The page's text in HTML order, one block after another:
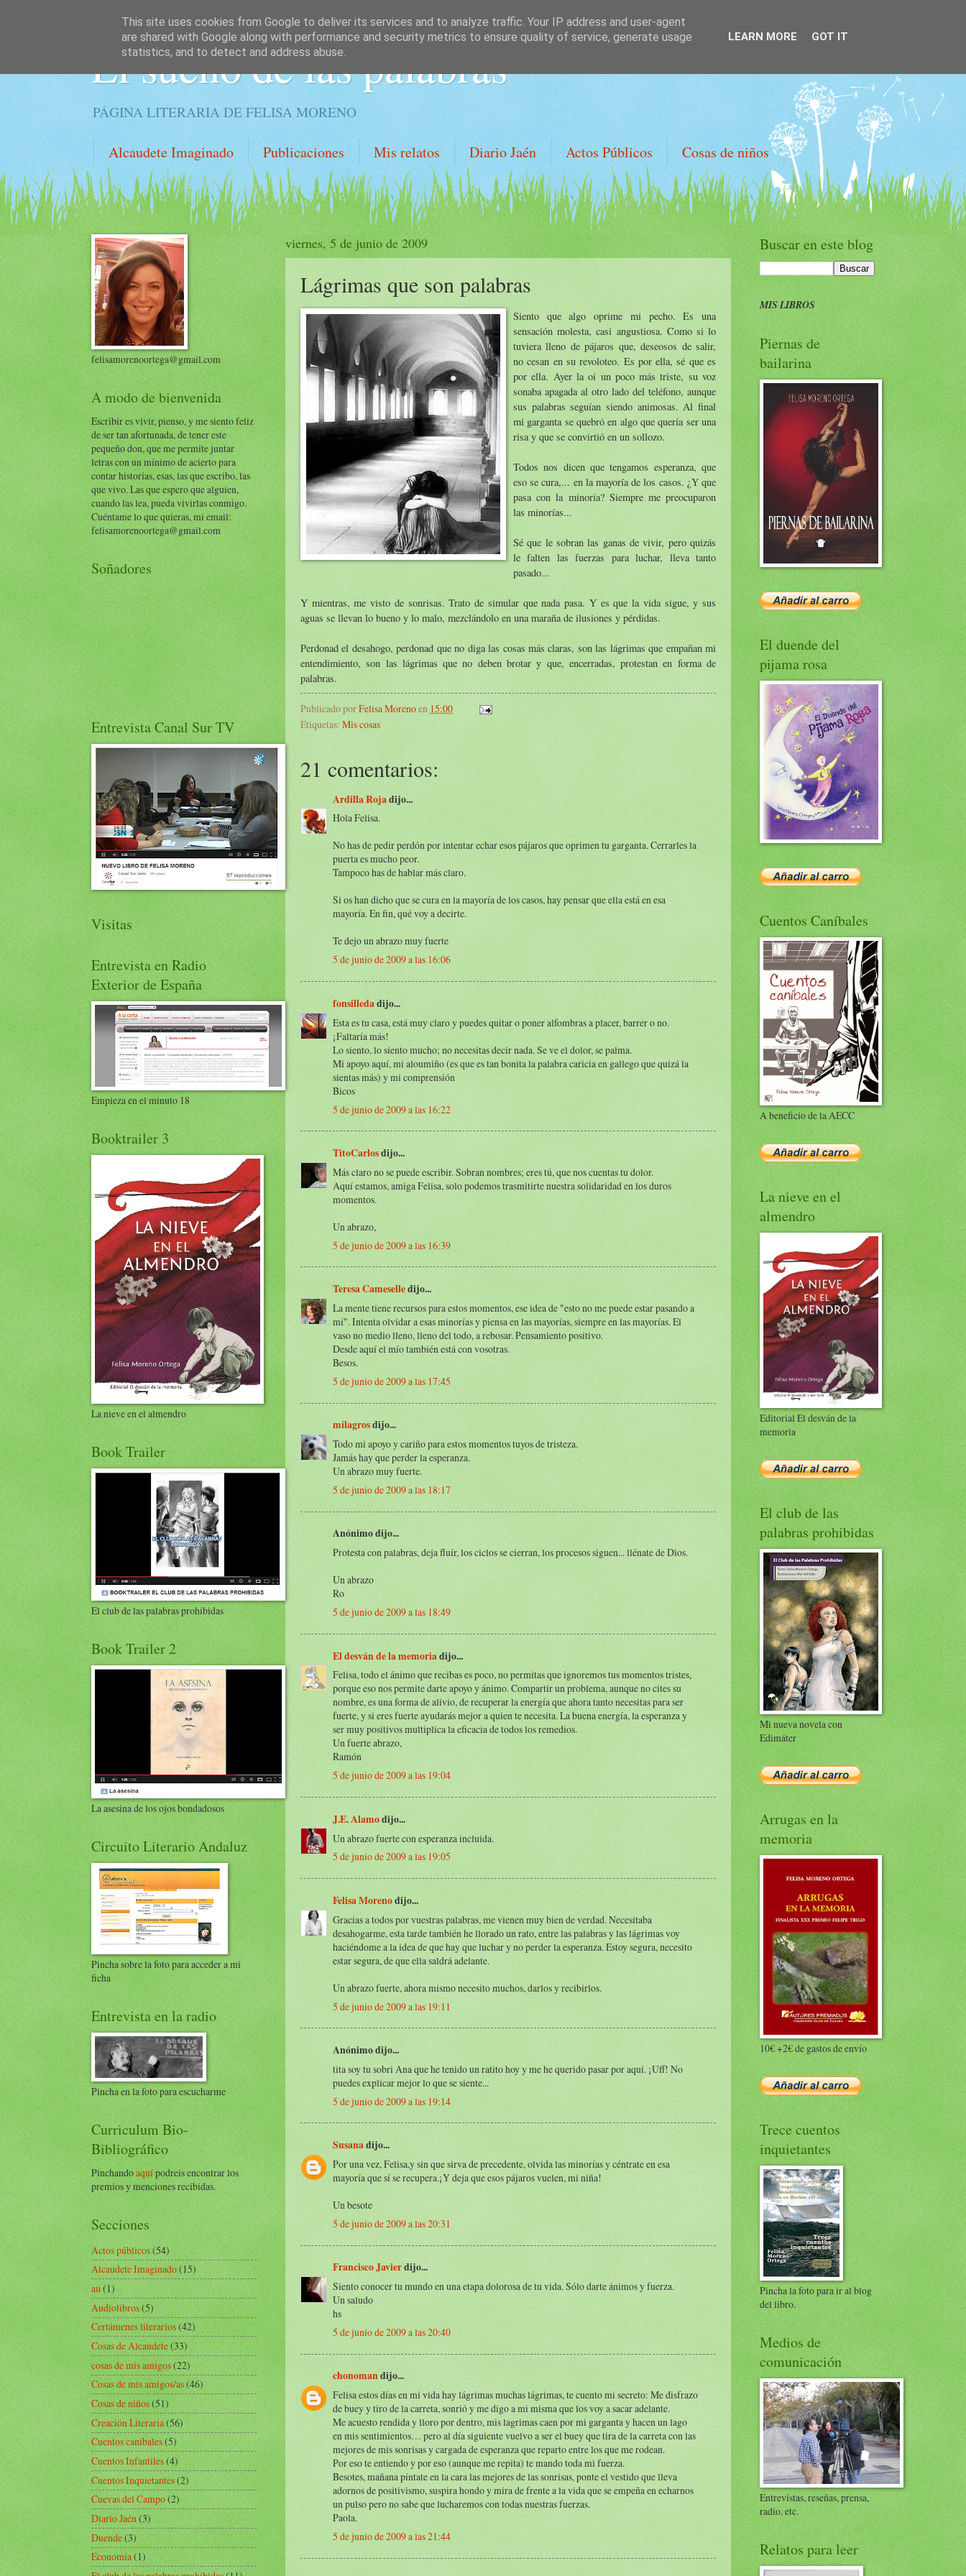
El sueño de las palabras
PÁGINA LITERARIA DE FELISA MORENO
Alcaudete Imaginado Publicaciones Mis relatos Diario Jaén Actos Públicos Cosas de niños
viernes, 5 de junio de 2009
Lágrimas que son palabras
Siento que algo oprime mi pecho. Es una
sensación molesta, casi angustiosa. Como si lo
tuviera lleno de pájaros que, deseosos de salir,
no cesan en su revoloteo. Es por ella, sé que es
por ella. Ayer la oí un poco más triste, su voz
sonaba apagada al otro lado del teléfono, aunque
sus palabras seguían siendo animosas. Al final
mi garganta se quebró en algo que quería ser una
risa y que se convirtió en un sollozo.
Todos nos dicen que tengamos esperanza, que
eso se cura,... en la mayoría de los casos. ¿Y que
pasa con la minoría? Siempre me preocuparon
las minorías...
Sé que le sobran las ganas de vivir, pero quizás
le falten las fuerzas para luchar, lleva tanto
pasado...
Y mientras, me visto de sonrisas. Trato de simular que nada pasa. Y es que la vida sigue, y sus
aguas se llevan lo bueno y lo malo, mezclándolo en una maraña de ilusiones y pérdidas.
Perdonad el desahogo, perdonad que no diga las cosas más claras, son las lágrimas que empañan mi
entendimiento, son las lágrimas que no deben brotar y que, encerradas, protestan en forma de
palabras.
Publicado porFelisa Morenoen 15:00
Etiquetas: Mis cosas
21 comentarios:
Ardilla Rojadijo...
Hola Felisa.
No has de pedir perdón por intentar echar esos pájaros que oprimen tu garganta. Cerrarles la
puerta es mucho peor.
Tampoco has de hablar más claro.
Si os han dicho que se cura en la mayoría de los casos, hay pensar que ella está en esa
mayoría. En fin, qué voy a decirte.
Te dejo un abrazo muy fuerte
5 de junio de 2009 a las 16:06
fonsilledadijo...
Esta es tu casa, está muy claro y puedes quitar o poner alfombras a placer, barrer o no.
¡Faltaría más!
Lo siento, lo siento mucho; no necesitas decir nada. Se ve el dolor, se palma.
Mi apoyo aquí, mi aloumiño (es que es tan bonita la palabra caricia en gallego que quizá la
sientas más) y mi comprensión
Bicos
5 de junio de 2009 a las 16:22
TitoCarlosdijo...
Más claro no se puede escribir. Sobran nombres; eres tú, que nos cuentas tu dolor.
Aquí estamos, amiga Felisa, solo podemos trasmitirte nuestra solidaridad en los duros
momentos.
Un abrazo,
5 de junio de 2009 a las 16:39
Teresa Cameselledijo...
La mente tiene recursos para estos momentos, ese idea de "esto no me puede estar pasando a
mí". Intenta olvidar a esas minorías y piensa en las mayorías, siempre en las mayorías. El
vaso no medio lleno, lleno del todo, a rebosar. Pensamiento positivo.
Desde aquí el mío también está con vosotras.
Besos.
5 de junio de 2009 a las 17:45
milagrosdijo...
Todo mi apoyo y cariño para estos momentos tuyos de tristeza.
Jamás hay que perder la esperanza.
Un abrazo muy fuerte.
5 de junio de 2009 a las 18:17
Anónimo dijo...
Protesta con palabras, deja fluír, los ciclos se cierran, los procesos siguen... llénate de Dios.
Un abrazo
Ro
5 de junio de 2009 a las 18:49
El desván de la memoriadijo...
Felisa, todo el ánimo que recibas es poco, no permitas que ignoremos tus momentos tristes,
porque eso nos permite darte apoyo y ánimo. Compartir un problema, aunque no cites su
nombre, es una forma de alivio, de recuperar la energía que ahora tanto necesitas para ser
fuerte, y si eres fuerte ayudarás mejor a quien te necesita. La buena energía, la esperanza y
ser muy positivos multiplica la eficacia de todos los remedios.
Un fuerte abrazo,
Ramón
5 de junio de 2009 a las 19:04
J.E. Alamodijo...
Un abrazo fuerte con esperanza incluida.
5 de junio de 2009 a las 19:05
Felisa Morenodijo...
Gracias a todos por vuestras palabras, me vienen muy bien de verdad. Necesitaba
desahogarme, esta tarde también he llorado un rato, entre las palabras y las lágrimas voy
haciéndome a la idea de que hay que luchar y no perder la esperanza. Estoy segura, necesito
estar segura, de que ella saldrá adelante.
Un abrazo fuerte, ahora mismo necesito muchos, darlos y recibirlos.
5 de junio de 2009 a las 19:11
Anónimo dijo...
tita soy tu sobri Ana que he tenido un ratito hoy y me he querido pasar por aquí. ¡Uff! No
puedes explicar mejor lo que se siente...
5 de junio de 2009 a las 19:14
Susanadijo...
Por una vez, Felisa,y sin que sirva de precedente, olvida las minorías y céntrate en esa
mayoría que sí se recupera.¡Y deja que esos pájaros vuelen, mi niña!
Un besote
5 de junio de 2009 a las 20:31
Francisco Javierdijo...
Siento conocer tu mundo en una etapa dolorosa de tu vida. Sólo darte ánimos y fuerza.
Un saludo
hs
5 de junio de 2009 a las 20:40
chonomandijo...
Felisa estos días en mi vida hay lágrimas muchas lágrimas, te cuento mi secreto: Me disfrazo
de buey y tiro de la carreta, sonrió y me digo a mi misma que los voy a sacar adelante.
Me acuesto rendida y lloro por dentro, mis lagrimas caen por mi garganta y hacen un lago
en mis sentimientos… pero al día siguiente vuelvo a ser el buey que tira de la carreta con las
mejores de mis sonrisas y cargada de esperanza que reparto entre los que me rodean.
Por eso te entiendo y por eso (aunque me repita) te mando toda mi fuerza.
Besotes, mañana píntate en la cara las mejores de las sonrisas, ponte el vestido que lleva
adornos de positivismo, suspira hondo y mira de frente a la vida que se empeña en echarnos
un pulso pero no sabe que lucharemos con todas nuestras fuerzas.
Paola.
5 de junio de 2009 a las 21:44
felisamorenoortega@gmail.com
A modo de bienvenida
Escribir es vivir, pienso, y me siento feliz
de ser tan afortunada, de tener este
pequeño don, que me permite juntar
letras con un mínimo de acierto para
contar historias, esas, las que escribo, las
que vivo. Las que espero que alguien,
cuando las lea, pueda vivirlas conmigo.
Cuéntame lo que quieras, mi email:
felisamorenoortega@gmail.com
Soñadores
Entrevista Canal Sur TV
Visitas
Entrevista en Radio
Exterior de España
Empieza en el minuto 18
Booktrailer 3
La nieve en el almendro
Book Trailer
El club de las palabras prohibidas
Book Trailer 2
La asesina de los ojos bondadosos
Circuito Literario Andaluz
Pincha sobre la foto para acceder a mi
ficha
Entrevista en la radio
Pincha en la foto para escucharme
Curriculum Bio-
Bibliográfico
Pinchandoaquípodreis encontrar los
premios y menciones recibidas.
Secciones
Actos públicos(54)
Alcaudete Imaginado(15)
au(1)
Audiolibros(5)
Certámenes literarios(42)
Cosas de Alcaudete(33)
cosas de mis amigos(22)
Cosas de mis amigos/as(46)
Cosas de niños(51)
Creación Literaria(56)
Cuentos caníbales(5)
Cuentos Infantiles(4)
Cuentos Inquietantes(2)
Cuevas del Campo(2)
Diario Jaén(3)
Duende(3)
Economía(1)
Buscar en este blog
MIS LIBROS
Piernas de
bailarina
El duende del
pijama rosa
Cuentos Caníbales
A beneficio de la AECC
La nieve en el
almendro
Editorial El desván de la
memoria
El club de las
palabras prohibidas
Mi nueva novela con
Edimáter
Arrugas en la
memoria
10€ +2€ de gastos de envío
Trece cuentos
inquietantes
Pincha la foto para ir al blog
del libro.
Medios de
comunicación
Entrevistas, reseñas, prensa,
radio, etc.
Relatos para leer
This site uses cookies from Google to deliver its services and to analyze traffic. Your IP address and user-agent
are shared with Google along with performance and security metrics to ensure quality of service, generate usage
statistics, and to detect and address abuse.
LEARN MORE GOT IT